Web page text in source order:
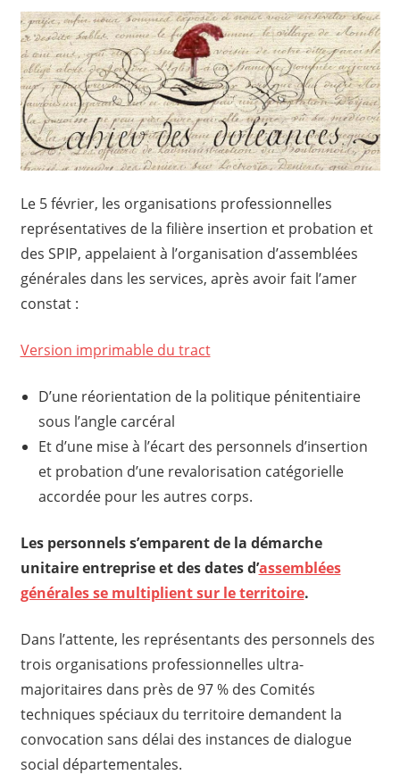
Le 5 février, les organisations professionnelles
représentatives de la filière insertion et probation et
des SPIP, appelaient à l’organisation d’assemblées
générales dans les services, après avoir fait l’amer
constat :
Version imprimable du tract
D’une réorientation de la politique pénitentiaire
sous l’angle carcéral
Et d’une mise à l’écart des personnels d’insertion
et probation d’une revalorisation catégorielle
accordée pour les autres corps.
Les personnels s’emparent de la démarche
unitaire entreprise et des dates d’assemblées
générales se multiplient sur le territoire.
Dans l’attente, les représentants des personnels des
trois organisations professionnelles ultra-
majoritaires dans près de 97 % des Comités
techniques spéciaux du territoire demandent la
convocation sans délai des instances de dialogue
social départementales.